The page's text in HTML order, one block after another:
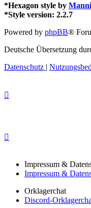
*Hexagon style by
*Style version: 2.2.7
Powered by phpBB®
Deutsche Übersetzung
Datenschutz |
Impressum &
Impressum &
Orklagerchat
Discord-